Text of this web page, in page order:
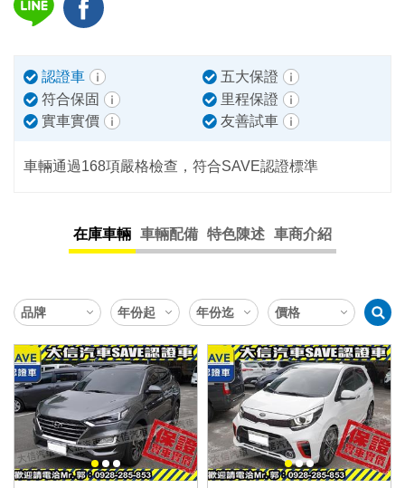
認證車
五大保證
符合保固
里程保證
實車實價
友善試車
車輛通過168項嚴格檢查，符合SAVE認證標準
在庫車輛 車輛配備 特色陳述 車商介紹